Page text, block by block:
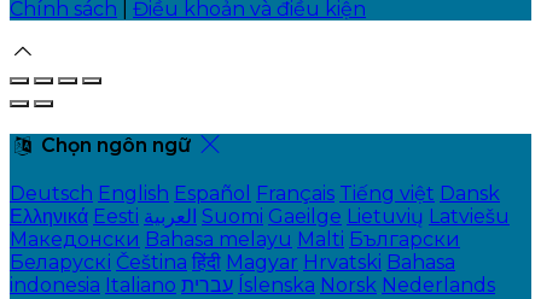
Chính sách Điều khoản và điều kiện
Chọn ngôn ngữ
Deutsch English Español Français Tiếng việt Dansk
Ελληνικά Eesti العربية Suomi Gaeilge Lietuvių Latviešu
Македонски Bahasa melayu Malti Български
Беларускі Čeština हिंदी Magyar Hrvatski Bahasa
indonesia Italiano עברית Íslenska Norsk Nederlands